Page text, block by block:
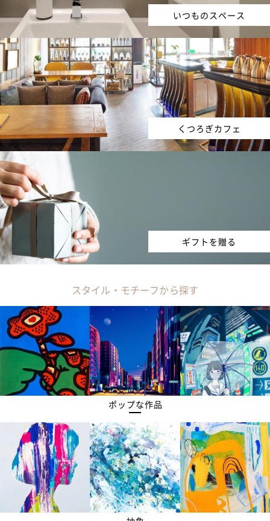
いつものスペース
くつろぎカフェ
ギフトを贈る
スタイル・モチーフから探す
ポップな作品